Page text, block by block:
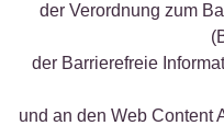
der Verordnung zum
der Barrierefreie
und an den Web Content